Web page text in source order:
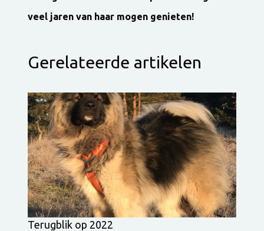
veel jaren van haar mogen genieten!
Gerelateerde artikelen
Terugblik op 2022